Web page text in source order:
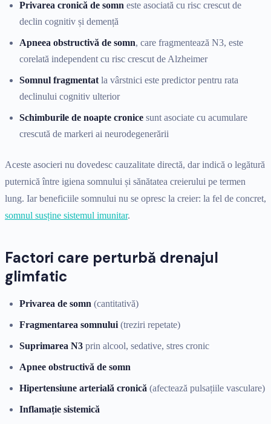
Privarea cronică de somn este asociată cu risc crescut de
declin cognitiv și demență
Apneea obstructivă de somn, care fragmentează N3, este
corelată independent cu risc crescut de Alzheimer
Somnul fragmentat la vârstnici este predictor pentru rata
declinului cognitiv ulterior
Schimburile de noapte cronice sunt asociate cu acumulare
crescută de markeri ai neurodegenerării
Aceste asocieri nu dovedesc cauzalitate directă, dar indică o legătură
puternică între igiena somnului și sănătatea creierului pe termen
lung. Iar beneficiile somnului nu se opresc la creier: la fel de concret,
somnul susține sistemul imunitar.
Factori care perturbă drenajul
glimfatic
Privarea de somn (cantitativă)
Fragmentarea somnului (treziri repetate)
Suprimarea N3 prin alcool, sedative, stres cronic
Apnee obstructivă de somn
Hipertensiune arterială cronică (afectează pulsațiile vasculare)
Inflamație sistemică